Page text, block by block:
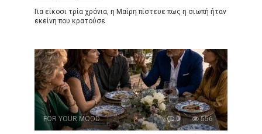
Για είκοσι τρία χρόνια, η Μαίρη πίστευε πως η σιωπή ήταν
εκείνη που κρατούσε
FOR YOUR MOOD 0 556